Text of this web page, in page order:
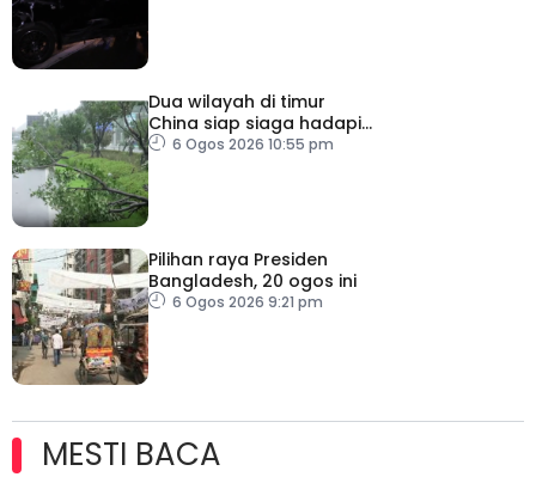
Dua wilayah di timur
China siap siaga hadapi
taufan Dolphin
6 Ogos 2026 10:55 pm
Pilihan raya Presiden
Bangladesh, 20 ogos ini
6 Ogos 2026 9:21 pm
MESTI BACA